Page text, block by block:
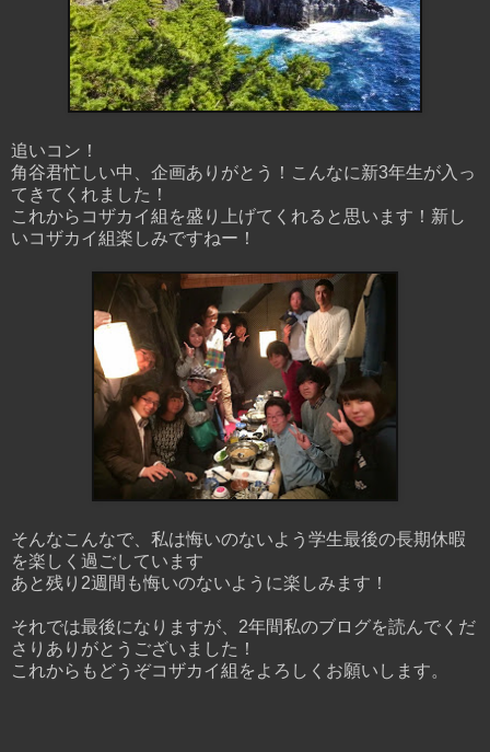
追いコン！
角谷君忙しい中、企画ありがとう！こんなに新3年生が入っ
てきてくれました！
これからコザカイ組を盛り上げてくれると思います！新し
いコザカイ組楽しみですねー！
そんなこんなで、私は悔いのないよう学生最後の長期休暇
を楽しく過ごしています
あと残り2週間も悔いのないように楽しみます！
それでは最後になりますが、2年間私のブログを読んでくだ
さりありがとうございました！
これからもどうぞコザカイ組をよろしくお願いします。